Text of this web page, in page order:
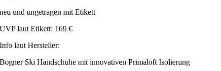
neu und ungetragen mit Etikett
UVP laut Etikett: 169 €
Info laut Hersteller:
Bogner Ski Handschuhe mit innovativen Primaloft Isolierung